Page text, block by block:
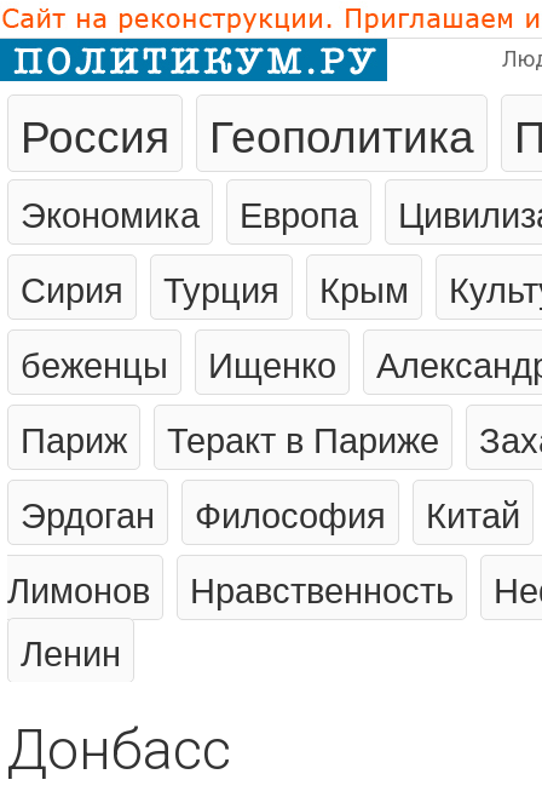
Россия Геополитика
Экономика Европа
Сирия
Турция Крым
беженцы
Ищенко
Париж
Теракт в Париже
Эрдоган
Философия
Китай
Лимонов
Нравственность
Ленин
Донбасс